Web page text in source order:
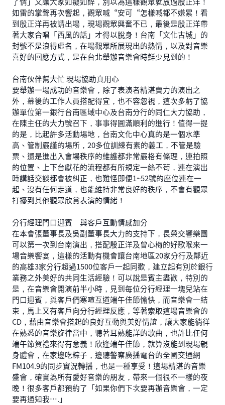
如雷的掌聲再次響起，觀眾喊“安可“怎樣喊都不嫌累！看
到殷正洋再被請出場，現場觀眾興奮不已，最後是殷正洋帶
著大家合唱「西風的話」才得以脫身！台南「文化古城」的
封號不是浪得虛名，在場觀眾所展現出的熱情，以及對音樂
喜好的回應方式，是在台北舉辦音樂會時鮮少見到的！
台南伙伴幫大忙 現場協助真用心
要舉辦一場成功的音樂會，除了表演者精湛賣力的演出之
外，幕後的工作人員搭配得宜，也不容忽視，這次多虧了協
辦單位第一銀行台南區域中心及台南分行的同仁大力協助，
在陳主任的大力號召下，事事得圓滿順利的進行！值得一提
的是，比起許多活動場地，台南文化中心真的是一個水準
高、管制嚴謹的場所，20多位訓練有素的義工，不管是驗
票、還是進出入會場秩序的維護都非常嚴格有條理，連拍照
的位置、上下台獻花的流程都有所規定一絲不苟，連在演出
時講話交談都會被糾正，也難怪即便1~52號的座位連在一
起、沒有任何走道，也能維持非常良好的秩序，不會有觀眾
打擾到其他觀眾欣賞表演的情緒！
分行經理門口迎賓 與客戶互動情感加分
在本會張董事長及吳副董事長大力的支持下，長榮交響樂團
可以第一次到台南演出，搭配殷正洋及曾心梅的好歌喉來一
場音樂饗宴，這樣的活動有機會讓台南地區20家分行及鄰近
的高雄3家分行超過1500位客戶一起同歡，建立起有別於銀行
業務之外美好的共同生活經驗！可以說是賓主盡歡，特別的
是，在音樂會開演前半小時，見到每位分行經理一塊兒站在
門口迎賓，與客戶們寒喧互道端午佳節愉快，而音樂會一結
束，馬上又有客戶向分行經理反應，等著索取這場音樂會的
CD，藉由音樂會搭起的良好互動與美好情誼，讓大家能徜徉
在熟悉的音樂旋律當中，聽著耳熟能詳的歌曲，也許比任何
端午節賀禮來得有意義！欣逢端午佳節，就算沒能到現場親
身體會，在家邊吃粽子，邊聽警察廣播電台的全國交通網
FM104.9的同步實況轉播，也是一種享受！這場精湛的音樂
盛會，確實為所有愛好音樂的朋友，帶來一個很不一樣的夜
晚！很多客戶都預約了「如果你們下次要再辦音樂會，一定
要再通知我….」